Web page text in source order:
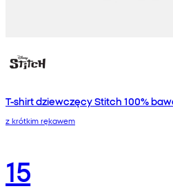
T-shirt dziewczęcy Stitch 100%
z krótkim rękawem
15